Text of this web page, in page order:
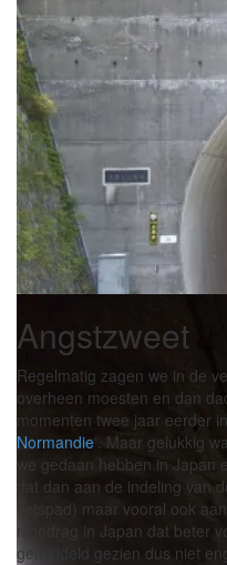
Tunnels door bergen en
de Japanse Alpen befietsbaar.
Konsei tunnel – de
Angstzweet
Regelmatig zagen we in de
overheen moesten en dan
momenten twee jaar eerder
Normandie‘. Maar gelukkig
we gedaan hebben in Japan
dat dan aan de indeling van
fietspad) maar vooral ook
rijgedrag in Japan dat beter
gemiddeld gezien dus niet